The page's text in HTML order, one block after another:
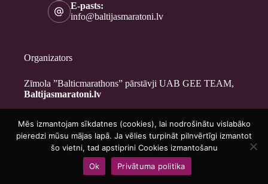
E-pasts:
info@baltijasmaratoni.lv
Organizators
Zīmola ”Balticmarathons” pārstāvji UAB GEE TEAM,
Baltijasmaratoni.lv
Kontakti
Par mums
Brīvprātīgajiem
Privātuma politika
Copyright © 2026 - Baltijasmaratoni.lv
Mēs izmantojam sīkdatnes (cookies), lai nodrošinātu vislabāko
pieredzi mūsu mājas lapā. Ja vēlies turpināt pilnvērtīgi izmantot
šo vietni, tad apstiprini Cookies izmantošanu
Ok
Privātuma politika